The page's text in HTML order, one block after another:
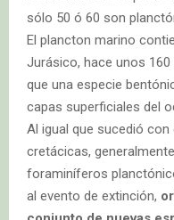
sólo 50 ó 60 son
El plancton marino
Jurásico, hace unos
que una especie
capas superficiales del
Al igual que sucedió
cretácicas,
foraminíferos
al evento de extinción,